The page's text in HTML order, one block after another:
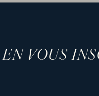
VOUS